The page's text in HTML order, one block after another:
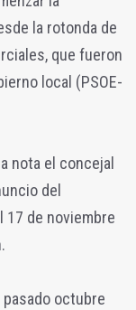
la rotonda de
que fueron
local (PSOE-
nota el concejal
del
de noviembre
octubre